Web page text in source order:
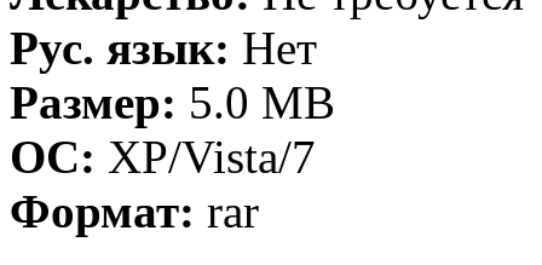
Рус. язык: Нет
Размер: 5.0 MB
ОС: XP/Vista/7
Формат: rar